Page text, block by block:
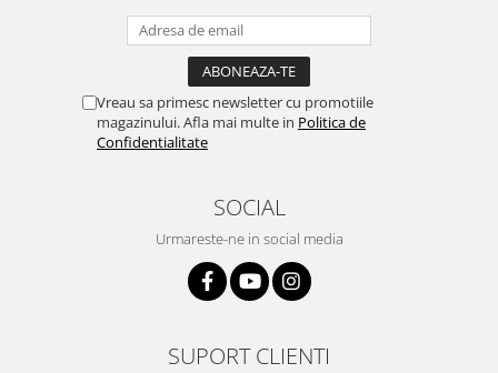
Vreau sa primesc newsletter cu promotiile
magazinului. Afla mai multe in Politica de
Confidentialitate
SOCIAL
Urmareste-ne in social media
SUPORT CLIENTI